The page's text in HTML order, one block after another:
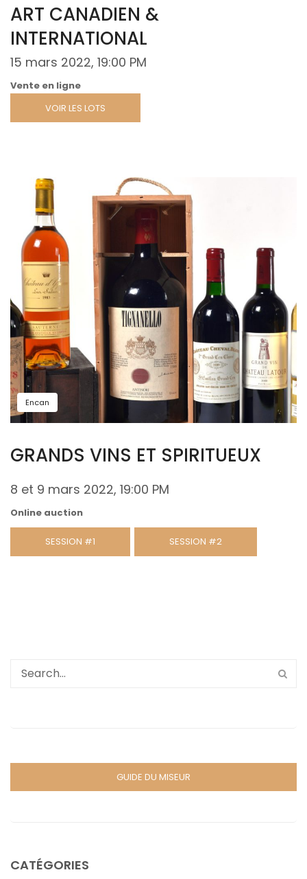
ART CANADIEN &
INTERNATIONAL
15 mars 2022, 19:00 PM
Vente en ligne
VOIR LES LOTS
Encan
GRANDS VINS ET SPIRITUEUX
8 et 9 mars 2022, 19:00 PM
Online auction
SESSION #1 SESSION #2
GUIDE DU MISEUR
CATÉGORIES